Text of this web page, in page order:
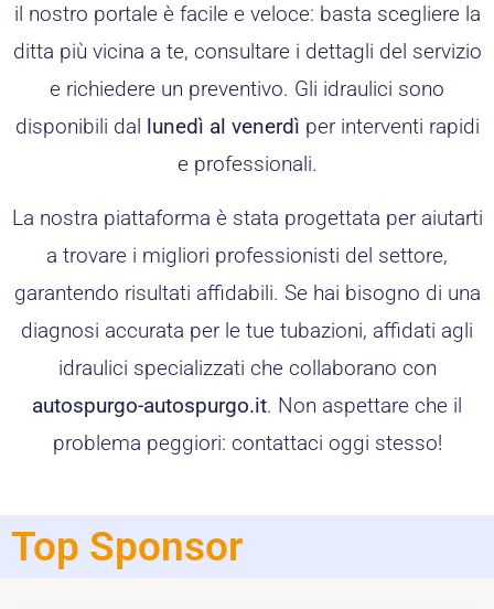
il nostro portale è facile e veloce: basta scegliere la
ditta più vicina a te, consultare i dettagli del servizio
e richiedere un preventivo. Gli idraulici sono
disponibili dal lunedì al venerdì per interventi rapidi
e professionali.
La nostra piattaforma è stata progettata per aiutarti
a trovare i migliori professionisti del settore,
garantendo risultati affidabili. Se hai bisogno di una
diagnosi accurata per le tue tubazioni, affidati agli
idraulici specializzati che collaborano con
autospurgo-autospurgo.it. Non aspettare che il
problema peggiori: contattaci oggi stesso!
Top Sponsor